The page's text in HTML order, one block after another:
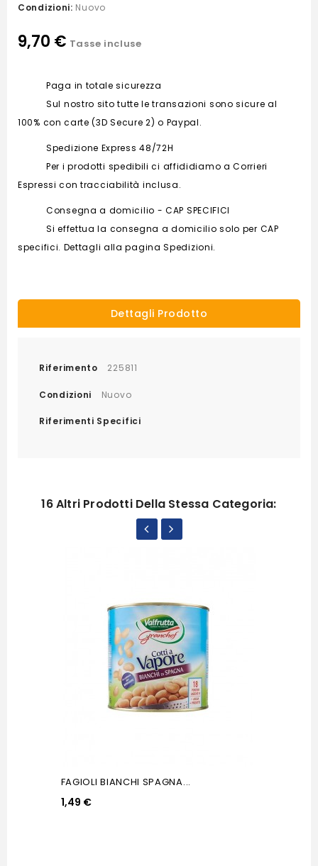
Condizioni: Nuovo
9,70 € Tasse incluse
Paga in totale sicurezza
Sul nostro sito tutte le transazioni sono sicure al
100% con carte (3D Secure 2) o Paypal.
Spedizione Express 48/72H
Per i prodotti spedibili ci affididiamo a Corrieri
Espressi con tracciabilità inclusa.
Consegna a domicilio - CAP SPECIFICI
Si effettua la consegna a domicilio solo per CAP
specifici. Dettagli alla pagina Spedizioni.
Dettagli Prodotto
Riferimento 225811
Condizioni Nuovo
Riferimenti Specifici
16 Altri Prodotti Della Stessa Categoria:
FAGIOLI BIANCHI SPAGNA...
1,49 €